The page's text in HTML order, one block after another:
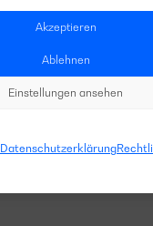
Akzeptieren
Ablehnen
Einstellungen ansehen
Datenschutzerklärung